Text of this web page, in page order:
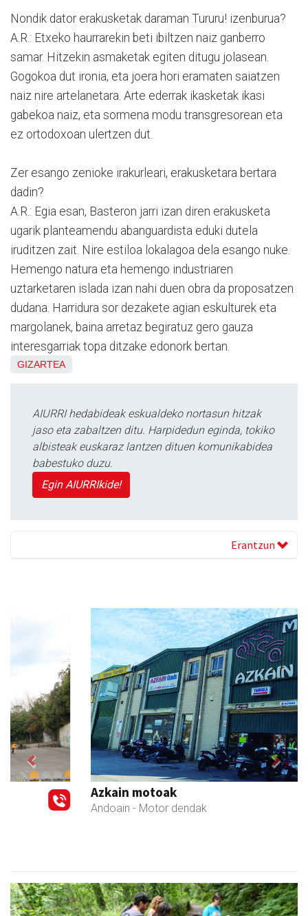
Nondik dator erakusketak daraman Tururu! izenburua?
A.R.: Etxeko haurrarekin beti ibiltzen naiz ganberro
samar. Hitzekin asmaketak egiten ditugu jolasean.
Gogokoa dut ironia, eta joera hori eramaten saiatzen
naiz nire artelanetara. Arte ederrak ikasketak ikasi
gabekoa naiz, eta sormena modu transgresorean eta
ez ortodoxoan ulertzen dut.
Zer esango zenioke irakurleari, erakusketara bertara
dadin?
A.R.: Egia esan, Basteron jarri izan diren erakusketa
ugarik planteamendu abanguardista eduki dutela
iruditzen zait. Nire estiloa lokalagoa dela esango nuke.
Hemengo natura eta hemengo industriaren
uztarketaren islada izan nahi duen obra da proposatzen
dudana. Harridura sor dezakete agian eskulturek eta
margolanek, baina arretaz begiratuz gero gauza
interesgarriak topa ditzake edonork bertan.
GIZARTEA
AIURRI hedabideak eskualdeko nortasun hitzak
jaso eta zabaltzen ditu. Harpidedun eginda, tokiko
albisteak euskaraz lantzen dituen komunikabidea
babestuko duzu.
Egin AIURRIkide!
Erantzun
Azkain motoak
Andoain - Motor dendak
Previous Next